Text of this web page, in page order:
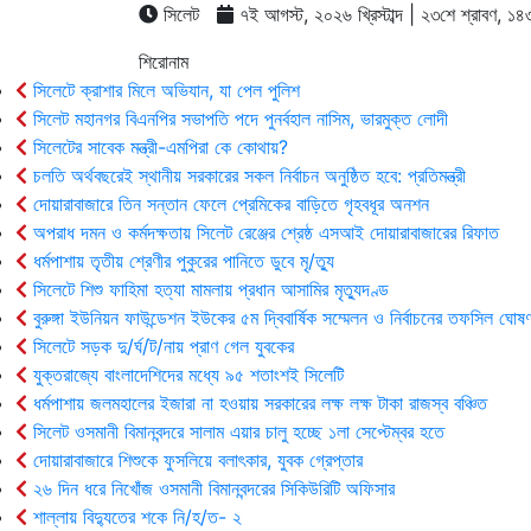
সিলেট
৭ই আগস্ট, ২০২৬ খ্রিস্টাব্দ | ২৩শে শ্রাবণ,
শিরোনাম
সিলেটে ক্রাশার মিলে অভিযান, যা পেল পুলিশ
সিলেট মহানগর বিএনপির সভাপতি পদে পুনর্বহাল নাসিম, ভারমুক্ত লোদী
সিলেটের সাবেক মন্ত্রী-এমপিরা কে কোথায়?
চলতি অর্থবছরেই স্থানীয় সরকারের সকল নির্বাচন অনুষ্ঠিত হবে: প্রতিমন্ত্রী
দোয়ারাবাজারে তিন সন্তান ফেলে প্রেমিকের বাড়িতে গৃহবধূর অনশন
অপরাধ দমন ও কর্মদক্ষতায় সিলেট রেঞ্জের শ্রেষ্ঠ এসআই দোয়ারাবাজারের রিফাত
ধর্মপাশায় তৃতীয় শ্রেণীর পুকুরের পানিতে ডুবে মৃ/ত্যু
সিলেটে শিশু ফাহিমা হত্যা মামলায় প্রধান আসামির মৃত্যুদণ্ড
বুরুঙ্গা ইউনিয়ন ফাউন্ডেশন ইউকের ৫ম দ্বিবার্ষিক সম্মেলন ও নির্বাচনের তফসিল
সিলেটে সড়ক দু/র্ঘ/ট/নায় প্রাণ গেল যুবকের
যুক্তরাজ্যে বাংলাদেশিদের মধ্যে ৯৫ শতাংশই সিলেটি
ধর্মপাশায় জলমহালের ইজারা না হওয়ায় সরকারের লক্ষ লক্ষ টাকা রাজস্ব বঞ্চিত
সিলেট ওসমানী বিমানবন্দরে সালাম এয়ার চালু হচ্ছে ১লা সেপ্টেম্বর হতে
দোয়ারাবাজারে শিশুকে ফুসলিয়ে বলাৎকার, যুবক গ্রেপ্তার
২৬ দিন ধরে নিখোঁজ ওসমানী বিমানবন্দরের সিকিউরিটি অফিসার
শাল্লায় বিদ্যুতের শকে নি/হ/ত- ২